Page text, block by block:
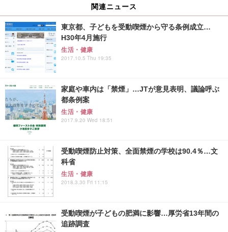
関連ニュース
東京都、子どもを受動喫煙から守る条例成立…
H30年4月施行
生活・健康
2017.10.5 Thu 19:35
家庭や車内は「禁煙」…JTが意見表明、議論呼ぶ
都条例案
生活・健康
2017.9.20 Wed 18:51
受動喫煙防止対策、全面禁煙の学校は90.4％…文
科省
生活・健康
2018.3.30 Fri 11:15
受動喫煙が子どもの肥満に影響…厚労省13年間の
追跡調査